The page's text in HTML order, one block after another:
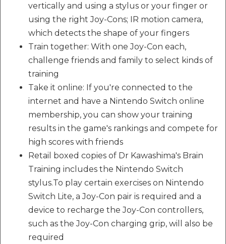
vertically and using a stylus or your finger or
using the right Joy-Cons; IR motion camera,
which detects the shape of your fingers
Train together: With one Joy-Con each,
challenge friends and family to select kinds of
training
Take it online: If you're connected to the
internet and have a Nintendo Switch online
membership, you can show your training
results in the game's rankings and compete for
high scores with friends
Retail boxed copies of Dr Kawashima's Brain
Training includes the Nintendo Switch
stylus.To play certain exercises on Nintendo
Switch Lite, a Joy-Con pair is required and a
device to recharge the Joy-Con controllers,
such as the Joy-Con charging grip, will also be
required